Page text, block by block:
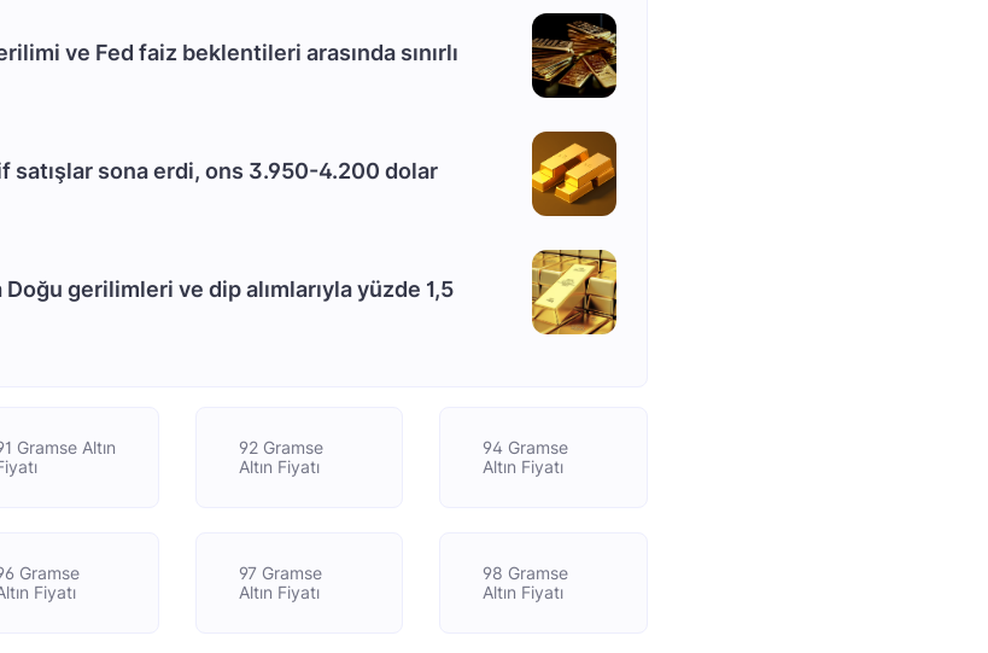
ve Fed faiz beklentileri arasında sınırlı
satışlar sona erdi, ons 3.950-4.200 dolar
gerilimleri ve dip alımlarıyla yüzde 1,5
Gramse Altın
92 Gramse
Altın Fiyatı
94 Gramse
Altın Fiyatı
Gramse
Fiyatı
97 Gramse
Altın Fiyatı
98 Gramse
Altın Fiyatı